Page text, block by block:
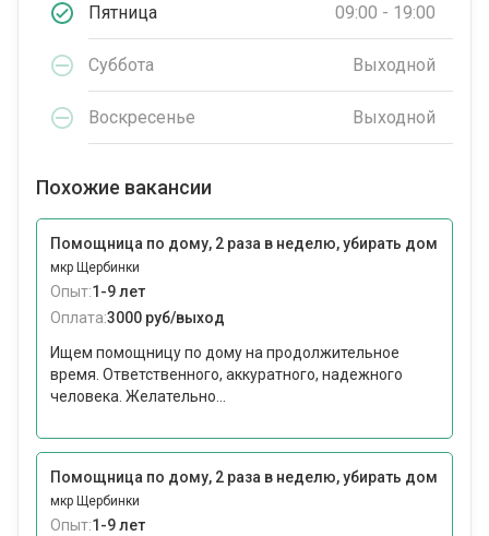
Пятница 09:00 - 19:00
Суббота Выходной
Воскресенье Выходной
Похожие вакансии
Помощница по дому, 2 раза в неделю, убирать дом
мкр Щербинки
Опыт:1-9 лет
Оплата:3000 руб/выход
Ищем помощницу по дому на продолжительное
время. Ответственного, аккуратного, надежного
человека. Желательно...
Помощница по дому, 2 раза в неделю, убирать дом
мкр Щербинки
Опыт:1-9 лет